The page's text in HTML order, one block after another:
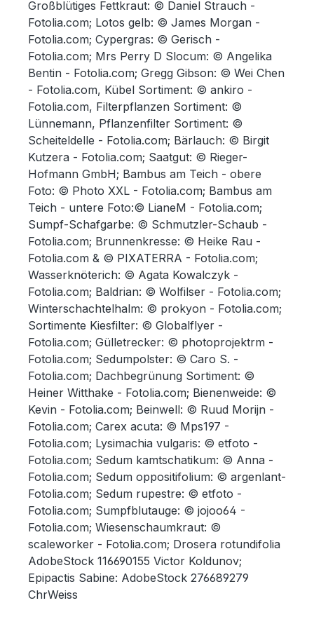
Großblütiges Fettkraut: © Daniel Strauch -
Fotolia.com; Lotos gelb: © James Morgan -
Fotolia.com; Cypergras: © Gerisch -
Fotolia.com; Mrs Perry D Slocum: © Angelika
Bentin - Fotolia.com; Gregg Gibson: © Wei Chen
- Fotolia.com, Kübel Sortiment: © ankiro -
Fotolia.com, Filterpflanzen Sortiment: ©
Lünnemann, Pflanzenfilter Sortiment: ©
Scheiteldelle - Fotolia.com; Bärlauch: © Birgit
Kutzera - Fotolia.com; Saatgut: © Rieger-
Hofmann GmbH; Bambus am Teich - obere
Foto: © Photo XXL - Fotolia.com; Bambus am
Teich - untere Foto:© LianeM - Fotolia.com;
Sumpf-Schafgarbe: © Schmutzler-Schaub -
Fotolia.com; Brunnenkresse: © Heike Rau -
Fotolia.com & © PIXATERRA - Fotolia.com;
Wasserknöterich: © Agata Kowalczyk -
Fotolia.com; Baldrian: © Wolfilser - Fotolia.com;
Winterschachtelhalm: © prokyon - Fotolia.com;
Sortimente Kiesfilter: © Globalflyer -
Fotolia.com; Gülletrecker: © photoprojektrm -
Fotolia.com; Sedumpolster: © Caro S. -
Fotolia.com; Dachbegrünung Sortiment: ©
Heiner Witthake - Fotolia.com; Bienenweide: ©
Kevin - Fotolia.com; Beinwell: © Ruud Morijn -
Fotolia.com; Carex acuta: © Mps197 -
Fotolia.com; Lysimachia vulgaris: © etfoto -
Fotolia.com; Sedum kamtschatikum: © Anna -
Fotolia.com; Sedum oppositifolium: © argenlant-
Fotolia.com; Sedum rupestre: © etfoto -
Fotolia.com; Sumpfblutauge: © jojoo64 -
Fotolia.com; Wiesenschaumkraut: ©
scaleworker - Fotolia.com; Drosera rotundifolia
AdobeStock 116690155 Victor Koldunov;
Epipactis Sabine: AdobeStock 276689279
ChrWeiss